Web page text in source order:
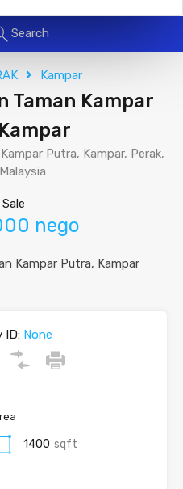
Search
Kampar
Taman Kampar
Putra, Kampar, Perak,
nego
ID:None
1400 sqft